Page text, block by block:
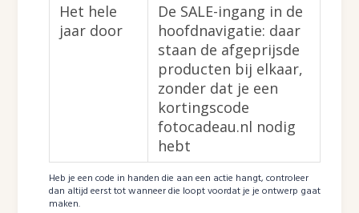
Het hele
jaar door
De SALE-ingang in de
hoofdnavigatie: daar
staan de afgeprijsde
producten bij elkaar,
zonder dat je een
kortingscode
fotocadeau.nl nodig
hebt
Heb je een code in handen die aan een actie hangt, controleer
dan altijd eerst tot wanneer die loopt voordat je je ontwerp gaat
maken.